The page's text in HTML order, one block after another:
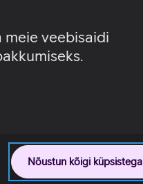
meie veebisaidi
Nõustun kõigi küpsistega